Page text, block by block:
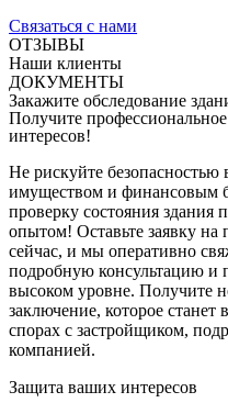
Связаться с нами
ОТЗЫВЫ
Наши клиенты
ДОКУМЕНТЫ
Закажите обследование
Получите
интересов!
Не рискуйте безопасностью
имуществом и финансовым
проверку состояния здания
опытом! Оставьте заявку на
сейчас, и мы оперативно
подробную консультацию
высоком уровне. Получите
заключение, которое
спорах с застройщиком,
компанией.
Защита ваших интересов